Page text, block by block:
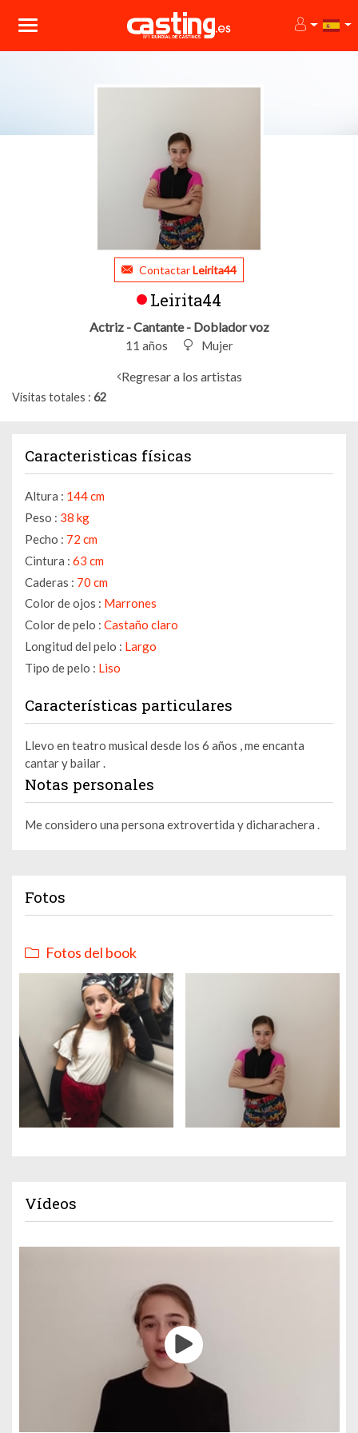
ContactarLeirita44
Leirita44
Actriz - Cantante - Doblador voz
11 años Mujer
Regresar a los artistas
Visitas totales 62
Caracteristicas físicas
Altura : 144 cm
Peso : 38 kg
Pecho : 72 cm
Cintura : 63 cm
Caderas : 70 cm
Color de ojos : Marrones
Color de pelo : Castaño claro
Longitud del pelo : Largo
Tipo de pelo : Liso
Características particulares
Llevo en teatro musical desde los 6 años , me encanta
cantar y bailar .
Notas personales
Me considero una persona extrovertida y dicharachera .
Fotos
Fotos del book
Vídeos